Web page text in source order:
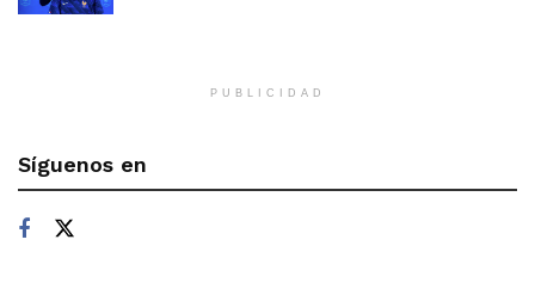
PUBLICIDAD
Síguenos en